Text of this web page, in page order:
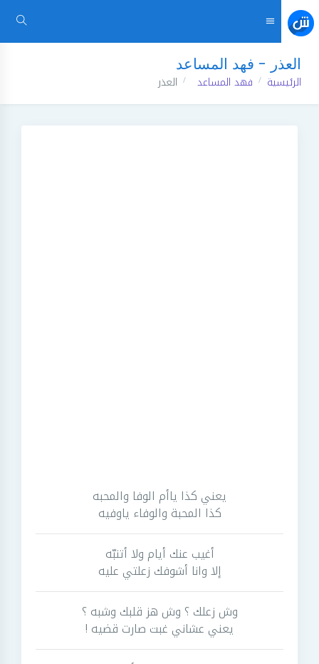
العذر - فهد المساعد
الرئيسية فهد المساعد العذر
يعني كذا ياأم الوفا والمحبه
كذا المحبة والوفاء ياوفيه
أغيب عنك أيام ولا أتنبّه
إلا وانا أشوفك زعلتي عليه
وش زعلك ؟ وش هز قلبك وشبه ؟
يعني عشاني غبت صارت قضيه !